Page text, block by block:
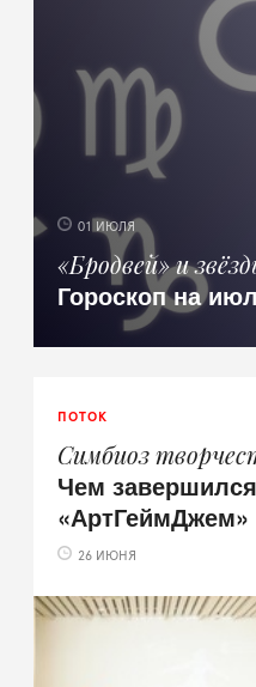
01 ИЮЛЯ
«Бродвей» и
Гороскоп на
ПОТОК
Симбиоз
Чем
«АртГеймДжем»
26 ИЮНЯ